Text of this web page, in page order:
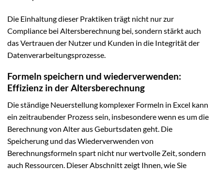
Die Einhaltung dieser Praktiken trägt nicht nur zur
Compliance bei Altersberechnung bei, sondern stärkt auch
das Vertrauen der Nutzer und Kunden in die Integrität der
Datenverarbeitungsprozesse.
Formeln speichern und wiederverwenden:
Effizienz in der Altersberechnung
Die ständige Neuerstellung komplexer Formeln in Excel kann
ein zeitraubender Prozess sein, insbesondere wenn es um die
Berechnung von Alter aus Geburtsdaten geht. Die
Speicherung und das Wiederverwenden von
Berechnungsformeln spart nicht nur wertvolle Zeit, sondern
auch Ressourcen. Dieser Abschnitt zeigt Ihnen, wie Sie